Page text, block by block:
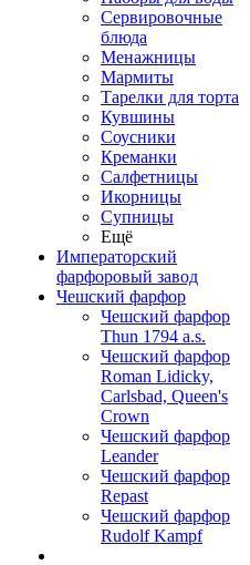
Сервировочные
блюда
Менажницы
Мармиты
Тарелки для торта
Кувшины
Соусники
Креманки
Салфетницы
Икорницы
Супницы
Ещё
Императорский
фарфоровый завод
Чешский фарфор
Чешский фарфор
Thun 1794 a.s.
Чешский фарфор
Roman Lidicky,
Carlsbad, Queen's
Crown
Чешский фарфор
Leander
Чешский фарфор
Repast
Чешский фарфор
Rudolf Kampf